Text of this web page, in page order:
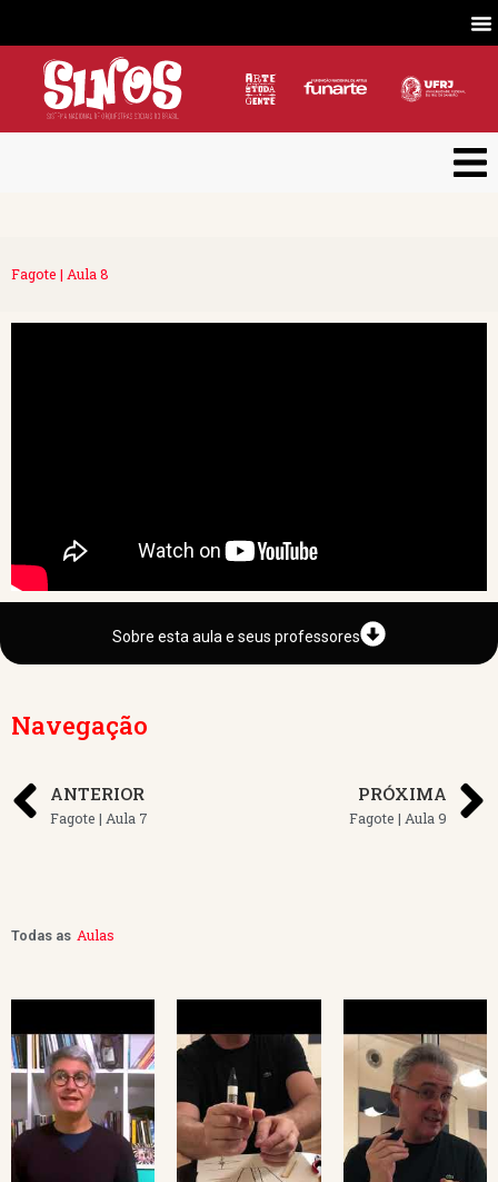
Fagote | Aula 8
Sobre esta aula e seus professores
Navegação
ANTERIOR
Fagote | Aula 7
PRÓXIMA
Fagote | Aula 9
Todas as Aulas